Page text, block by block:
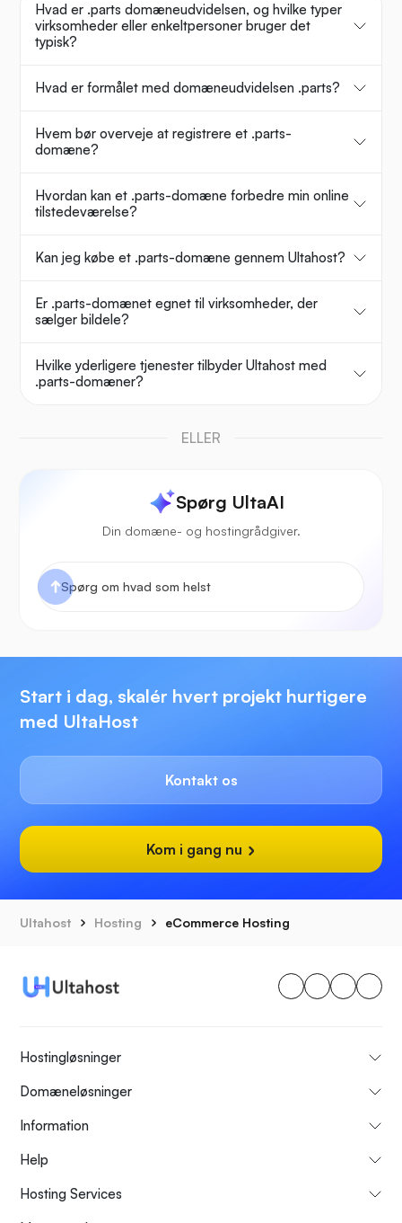
Hvad er .parts domæneudvidelsen, og hvilke typer
virksomheder eller enkeltpersoner bruger det
typisk?
Hvad er formålet med domæneudvidelsen .parts?
Hvem bør overveje at registrere et .parts-
domæne?
Hvordan kan et .parts-domæne forbedre min online
tilstedeværelse?
Kan jeg købe et .parts-domæne gennem Ultahost?
Er .parts-domænet egnet til virksomheder, der
sælger bildele?
Hvilke yderligere tjenester tilbyder Ultahost med
.parts-domæner?
ELLER
Spørg UltaAI
Din domæne- og hostingrådgiver.
Start i dag, skalér hvert projekt hurtigere
med UltaHost
Kontakt os
Kom i gang nu
Ultahost Hosting eCommerce Hosting
Hostingløsninger
Domæneløsninger
Information
Help
Hosting Services